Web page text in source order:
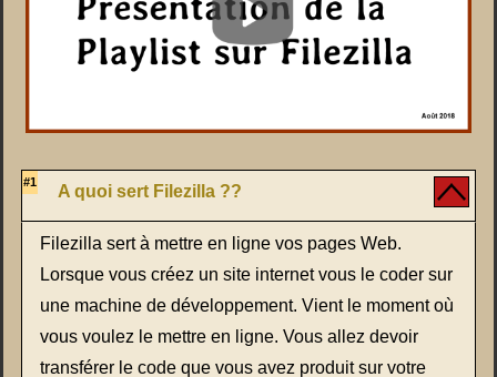
#1 A quoi sert Filezilla ??
Filezilla sert à mettre en ligne vos pages Web.
Lorsque vous créez un site internet vous le coder sur
une machine de développement. Vient le moment où
vous voulez le mettre en ligne. Vous allez devoir
transférer le code que vous avez produit sur votre